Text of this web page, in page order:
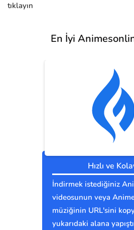
tıklayın
En İyi
Hızlı ve
İndirmek istediğiniz
videosunun veya
müziğinin URL'sini
yukarıdaki alana